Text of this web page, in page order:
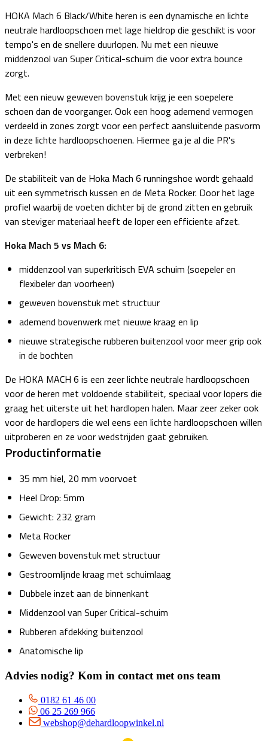
HOKA Mach 6 Black/White heren is een dynamische en lichte
neutrale hardloopschoen met lage hieldrop die geschikt is voor
tempo's en de snellere duurlopen. Nu met een nieuwe
middenzool van Super Critical-schuim die voor extra bounce
zorgt.
Met een nieuw geweven bovenstuk krijg je een soepelere
schoen dan de voorganger. Ook een hoog ademend vermogen
verdeeld in zones zorgt voor een perfect aansluitende pasvorm
in deze lichte hardloopschoenen. Hiermee ga je al die PR's
verbreken!
De stabiliteit van de Hoka Mach 6 runningshoe wordt gehaald
uit een symmetrisch kussen en de Meta Rocker. Door het lage
profiel waarbij de voeten dichter bij de grond zitten en gebruik
van steviger materiaal heeft de loper een efficiente afzet.
Hoka Mach 5 vs Mach 6:
middenzool van superkritisch EVA schuim (soepeler en
flexibeler dan voorheen)
geweven bovenstuk met structuur
ademend bovenwerk met nieuwe kraag en lip
nieuwe strategische rubberen buitenzool voor meer grip ook
in de bochten
De HOKA MACH 6 is een zeer lichte neutrale hardloopschoen
voor de heren met voldoende stabiliteit, speciaal voor lopers die
graag het uiterste uit het hardlopen halen. Maar zeer zeker ook
voor de hardlopers die wel eens een lichte hardloopschoen willen
uitproberen en ze voor wedstrijden gaat gebruiken.
Productinformatie
35 mm hiel, 20 mm voorvoet
Heel Drop: 5mm
Gewicht: 232 gram
Meta Rocker
Geweven bovenstuk met structuur
Gestroomlijnde kraag met schuimlaag
Dubbele inzet aan de binnenkant
Middenzool van Super Critical-schuim
Rubberen afdekking buitenzool
Anatomische lip
Advies nodig? Kom in contact met ons team
0182 61 46 00
06 25 269 966
webshop@dehardloopwinkel.nl